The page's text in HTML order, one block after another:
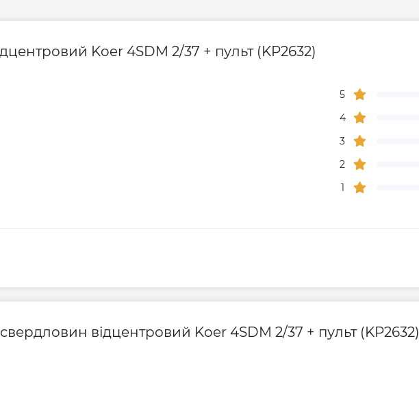
і
Koer Контакти сервісного центру
Koer 4SDM 2/37 + пульт (KP2632)
5
4
3
2
1
відцентровий Koer 4SDM 2/37 + пульт (KP2632)